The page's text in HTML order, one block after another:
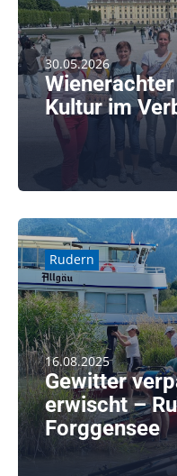
30.05.2026
Kultur im
Anfang Mai sind 13
weiterlesen
Rudern
16.08.2025
Gewitter
erwischt –
Forggensee
Samstag, 16. August
in Strömen [...]